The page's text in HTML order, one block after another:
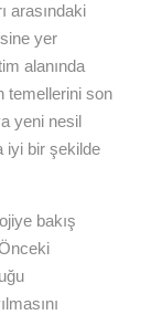
arasındaki
yer
alanında
temellerini son
yeni nesil
iyi bir şekilde
bakış